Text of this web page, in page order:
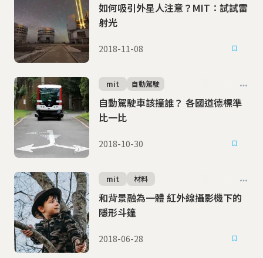
如何吸引外星人注意？MIT：試試雷
射光
2018-11-08
自動駕駛車該撞誰？ 各國道德標準
比一比
mit 自動駕駛
2018-10-30
和背景融為一體 紅外線攝影機下的
隱形斗篷
mit 材料
2018-06-28